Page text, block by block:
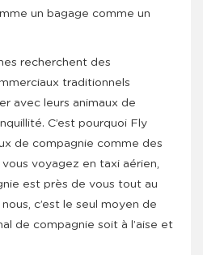
un bagage comme un
recherchent des
traditionnels
avec leurs animaux de
C’est pourquoi Fly
de compagnie comme des
voyagez en taxi aérien,
est près de vous tout au
c’est le seul moyen de
de compagnie soit à l’aise et